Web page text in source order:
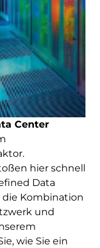
Center
hier schnell
Data
die Kombination
und
wie Sie ein